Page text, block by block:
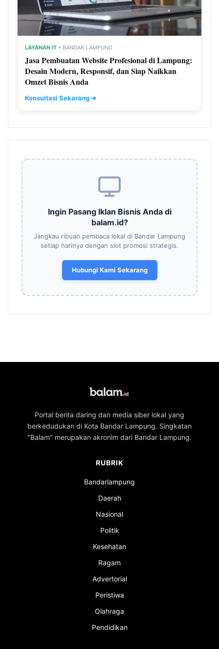
LAYANAN IT • BANDAR LAMPUNG
Jasa Pembuatan Website Profesional di Lampung:
Desain Modern, Responsif, dan Siap Naikkan
Omzet Bisnis Anda
Konsultasi Sekarang ➔
Ingin Pasang Iklan Bisnis Anda di
balam.id?
Jangkau ribuan pembaca lokal di Bandar Lampung
setiap harinya dengan slot promosi strategis.
Hubungi Kami Sekarang
Portal berita daring dan media siber lokal yang
berkedudukan di Kota Bandar Lampung. Singkatan
"Balam" merupakan akronim dari Bandar Lampung.
RUBRIK
Bandarlampung
Daerah
Nasional
Politik
Kesehatan
Ragam
Advertorial
Peristiwa
Olahraga
Pendidikan